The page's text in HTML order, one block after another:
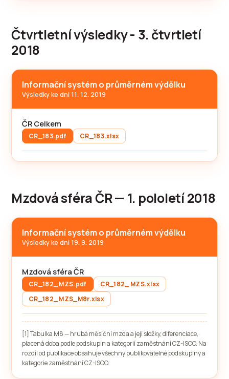
Čtvrtletní výsledky - 3. čtvrtletí
2018
Informační systém o průměrném výdělku
Výsledky ke dni 11. 12. 2019
ČR Celkem
CR_183.pdf CR_183.xlsx
Mzdová sféra ČR — 1. pololetí 2018
Informační systém o průměrném výdělku
Výsledky ke dni 19. 9. 2019
Mzdová sféra ČR
CR_182_ MZS.pdf
CR_182_ MZS.xlsx
CR_182_ MZS_M8r.xlsx
[1] Tabulka M8 — hrubá měsíční mzda a její složky, diferenciace,
placená doba podle podskupin a kategorií zaměstnání CZ-ISCO. Na
rozdíl od publikace obsahuje všechny publikovatelné podskupiny a
kategorie zaměstnání CZ-ISCO.